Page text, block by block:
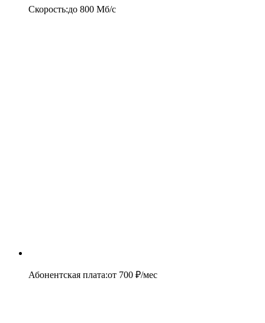
Скорость:до 800 Мб/c
Абонентская плата:от 700 ₽/мес